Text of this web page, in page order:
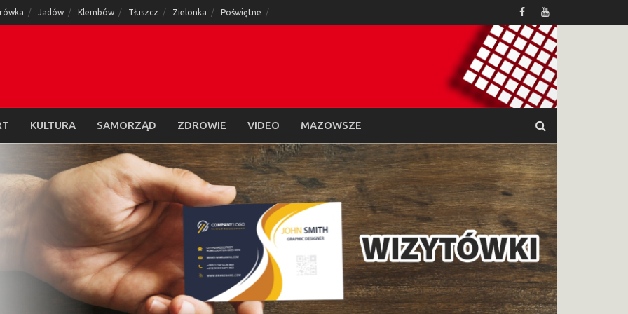
Jadów Klembów Tłuszcz Zielonka Poświętne
KULTURA SAMORZĄD ZDROWIE VIDEO MAZOWSZE